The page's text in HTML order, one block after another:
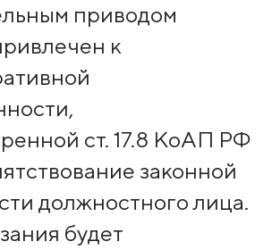
приводом
к
ст. 17.8 КоАП РФ
законной
должностного лица.
будет